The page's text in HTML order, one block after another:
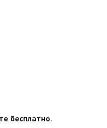
бесплатно.